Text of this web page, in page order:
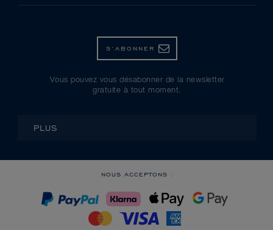
S’ABONNER
Vous pouvez vous désabonner de la newsletter
gratuite à tout moment.
PLUS
NOUS ACCEPTONS :